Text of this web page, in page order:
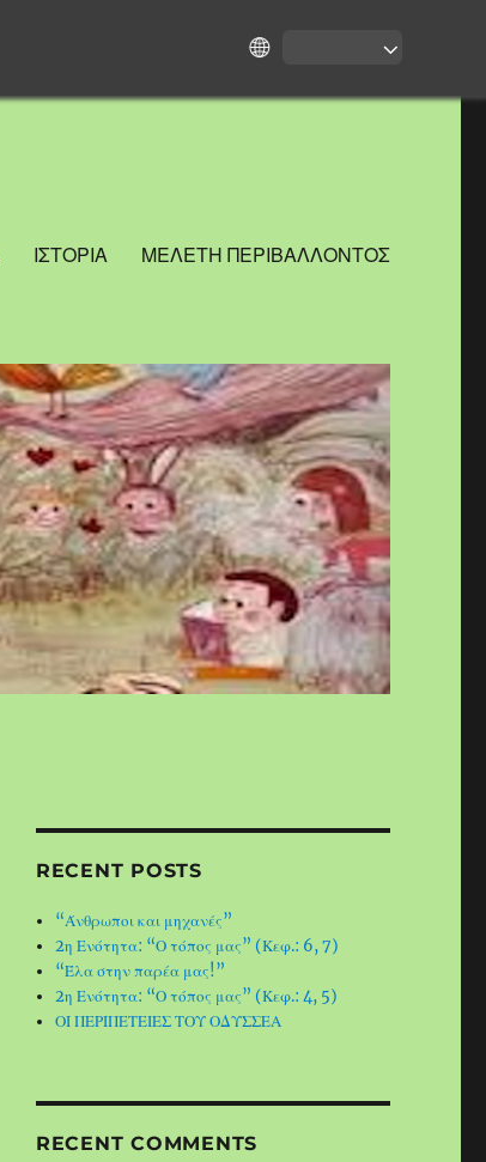
ΙΣΤΟΡΙΑ ΜΕΛΕΤΗ ΠΕΡΙΒΑΛΛΟΝΤΟΣ
RECENT POSTS
“Άνθρωποι και μηχανές”
2η Ενότητα: “Ο τόπος μας” (Κεφ.: 6, 7)
“Έλα στην παρέα μας!”
2η Ενότητα: “Ο τόπος μας” (Κεφ.: 4, 5)
ΟΙ ΠΕΡΙΠΕΤΕΙΕΣ ΤΟΥ ΟΔΥΣΣΕΑ
RECENT COMMENTS